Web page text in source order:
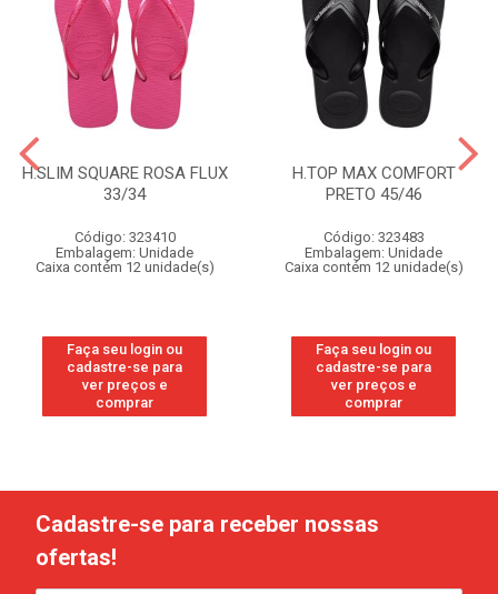
H.SLIM SQUARE ROSA FLUX
33/34
Código: 323410
Embalagem: Unidade
Caixa contém 12 unidade(s)
Faça seu login ou
cadastre-se para
ver preços e
comprar
H.TOP MAX COMFORT
PRETO 45/46
Código: 323483
Embalagem: Unidade
Caixa contém 12 unidade(s)
Faça seu login ou
cadastre-se para
ver preços e
comprar
Cadastre-se para receber nossas
ofertas!